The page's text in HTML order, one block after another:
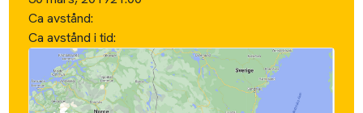
Ca avstånd:
Ca avstånd i tid: